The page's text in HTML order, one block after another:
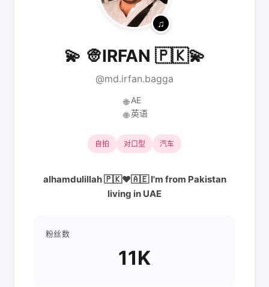
💫 👳IRFAN 🇵🇰💫
@md.irfan.bagga
🌐 AE
🌐 英语
自拍 对口型 汽车
alhamdulillah 🇵🇰❤️🇦🇪 I'm from Pakistan
living in UAE
粉丝数
11K